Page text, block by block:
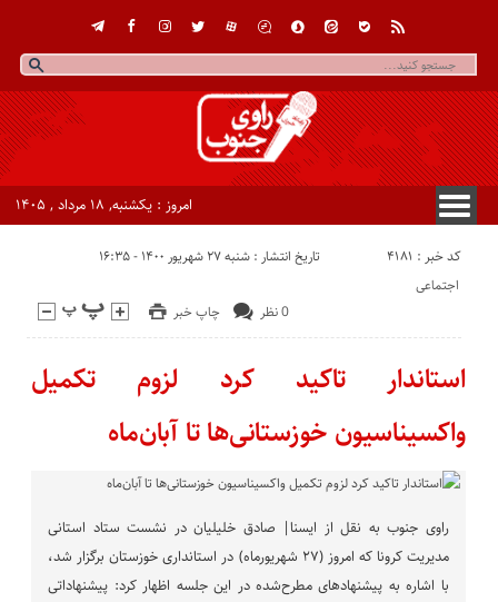
امروز : یکشنبه, ۱۸ مرداد , ۱۴۰۵
کد خبر : 4181 تاریخ انتشار : شنبه ۲۷ شهریور ۱۴۰۰ - ۱۶:۳۵
چاپ خبر 0 نظر
اجتماعی
استاندار تاکید کرد لزوم تکمیل
واکسیناسیون خوزستانی‌ها تا آبان‌ماه
راوی جنوب به نقل از ایسنا| صادق خلیلیان در نشست ستاد استانی
مدیریت کرونا که امروز (۲۷ شهریورماه) در استانداری خوزستان برگزار شد،
با اشاره به پیشنهادهای مطرح‌شده در این جلسه اظهار کرد: پیشنهاداتی